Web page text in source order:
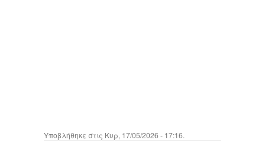
Υποβλήθηκε στις Κυρ, 17/05/2026 - 17:16.